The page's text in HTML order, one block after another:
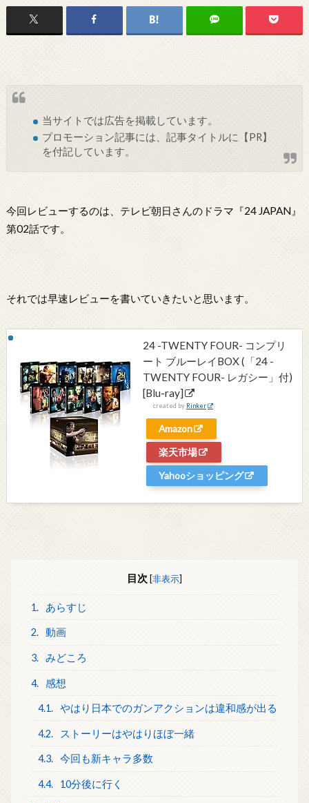
当サイトでは広告を掲載しています。
プロモーション記事には、記事タイトルに【PR】
を付記しています。
今回レビューするのは、テレビ朝日さんのドラマ『24 JAPAN』
第02話です。
それでは早速レビューを書いていきたいと思います。
24 -TWENTY FOUR- コンプリ
ート ブルーレイBOX (「24 -
TWENTY FOUR- レガシー」付)
[Blu-ray]
created by Rinker
Amazon
楽天市場
Yahooショッピング
目次 [非表示]
1. あらすじ
2. 動画
3. みどころ
4. 感想
4.1. やはり日本でのガンアクションは違和感が出る
4.2. ストーリーはやはりほぼ一緒
4.3. 今回も新キャラ多数
4.4. 10分後に行く